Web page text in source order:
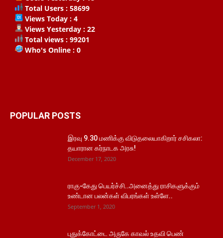
Total Users : 58699
Views Today : 4
Views Yesterday : 22
Total views : 99201
Who's Online : 0
POPULAR POSTS
இரவு 9.30 மணிக்கு விடுதலையாகிறார் சசிகலா:
தயாரான கர்நாடக அரசு!
December 17, 2020
ராகு-கேது பெயர்ச்சி..அனைத்து ராசிகளுக்கும்
உண்டான பலன்கள் விபரங்கள் உள்ளே..
September 1, 2020
புதுக்கோட்டை அருகே காவல் உதவி பெண்